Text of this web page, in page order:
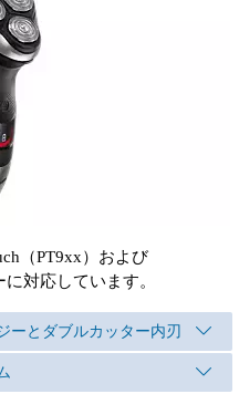
（PT9xx）および
対応しています。
ーとダブルカッター内刃